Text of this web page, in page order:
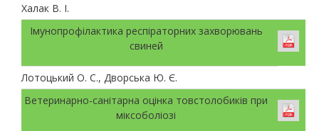
Халак В. І.
Імунопрофілактика респіраторних захворювань
свиней
Лотоцький О. С., Дворська Ю. Є.
Ветеринарно-санітарна оцінка товстолобиків при
міксоболіозі